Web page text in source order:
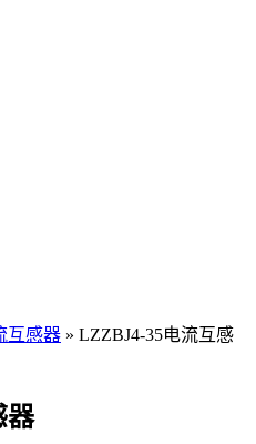
互感器 » LZZBJ4-35电流互感
器